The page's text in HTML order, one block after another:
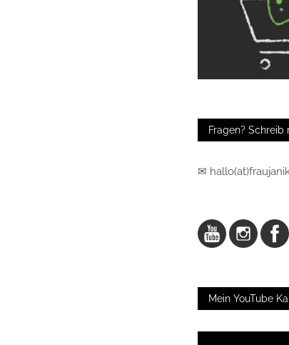
Fragen? Schreib
✉
Mein YouTube